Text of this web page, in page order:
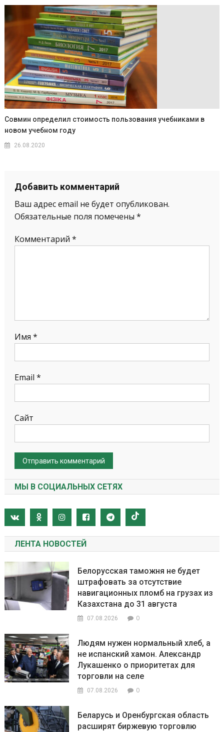
Совмин определил стоимость пользования учебниками в
новом учебном году
26.08.2020
Добавить комментарий
Ваш адрес email не будет опубликован.
Обязательные поля помечены *
Комментарий *
Имя *
Email *
Сайт
МЫ В СОЦИАЛЬНЫХ СЕТЯХ
ЛЕНТА НОВОСТЕЙ
Белорусская таможня не будет
штрафовать за отсутствие
навигационных пломб на грузах из
Казахстана до 31 августа
07.08.2026 0
Людям нужен нормальный хлеб, а
не испанский хамон. Александр
Лукашенко о приоритетах для
торговли на селе
07.08.2026 0
Беларусь и Оренбургская область
расширят биржевую торговлю